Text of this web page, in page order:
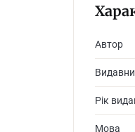
Поезії
те, як
Автор
Рік
Мова